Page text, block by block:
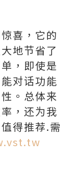
喜，它的
地节省了
，即使是
对话功能
。总体来
，还为我
得推荐.需